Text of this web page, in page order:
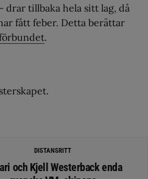
drar tillbaka hela sitt lag, då
fått feber. Detta berättar
.
DISTANSRITT
och Kjell Westerback enda